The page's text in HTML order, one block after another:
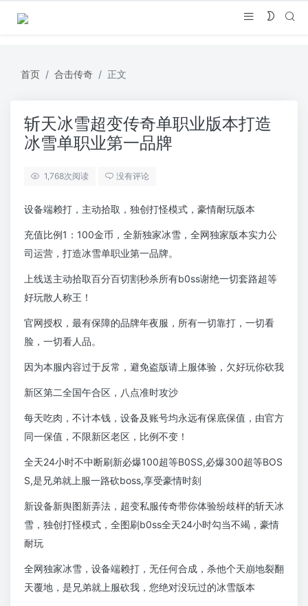
首页 合击传奇 正文
斩天冰雪超变传奇单职业版本打造
冰雪单职业第一品牌
1,768次阅读 没有评论
设备端赖打，主动拾取，独创打怪模式，豪情耐玩版本
充值比例1：100金币，全新独家冰雪，全网独家版本实力公
司运营，打造冰雪单职业第一品牌。
上线送主动拾取百分百切割秒杀所有b0ss谢绝一切套路超等
好玩散人称王！
官网授权，最有保障的品牌年夜服，所有一切靠打，一切看
脸，一切看人品。
因为本服内容过于反常，避免盗版请上服体验，欠好玩你砍我
新区第二全国午合区，八点准时攻沙
每天吃肉，不计本钱，设备及账号均永远有保底保值，由官方
同一保值，不限新区老区，比例不变！
全天24小时不中断刷新必爆100超等B0SS,必爆300超等BOS
S,是兄弟就上服一路砍boss,享受豪情时刻
新设备新舆图新弄法，超变私服传奇带你体验纷歧样的斩天冰
雪，独创打怪模式，全图刷b0ss全天24小时勾当不竭，豪情
耐玩
全网独家冰雪，设备端赖打，无任何合成，杀他个天崩地裂翻
天覆地，是兄弟就上服砍我，您绝对没玩过的冰雪版本